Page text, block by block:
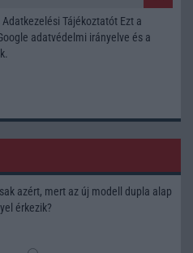
Tájékoztatót Ezt a
adatvédelmi irányelve és a
azért, mert az új modell dupla alap
érkezik?